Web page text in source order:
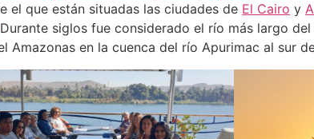
el que están situadas las ciudades de El Cairo y
siglos fue considerado el río más largo del
Amazonas en la cuenca del río Apurimac al sur